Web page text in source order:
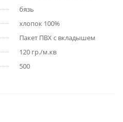
бязь
хлопок 100%
Пакет ПВХ с вкладышем
120 гр./м.кв
500